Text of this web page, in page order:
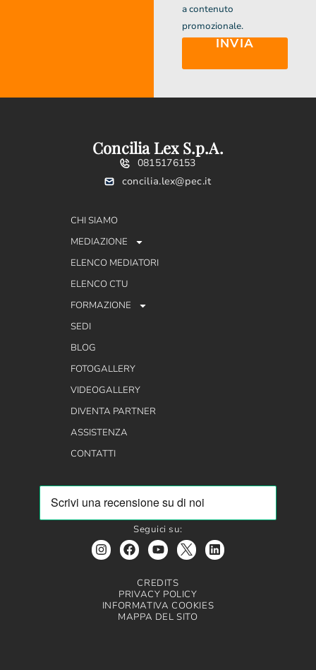
a contenuto
promozionale.
INVIA
Concilia Lex S.p.A.
0815176153
concilia.lex@pec.it
CHI SIAMO
MEDIAZIONE
ELENCO MEDIATORI
ELENCO CTU
FORMAZIONE
SEDI
BLOG
FOTOGALLERY
VIDEOGALLERY
DIVENTA PARTNER
ASSISTENZA
CONTATTI
Seguici su:
CREDITS
PRIVACY POLICY
INFORMATIVA COOKIES
MAPPA DEL SITO